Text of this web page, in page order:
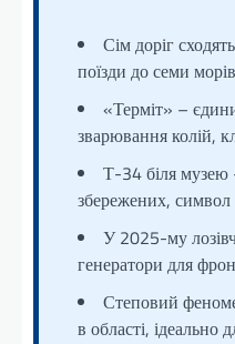
Сім доріг
поїзди до семи
«Терміт» –
зварювання колій,
Т-34 біля музею
збережених, символ
У 2025-му
генератори для
Степовий
в області, ідеально